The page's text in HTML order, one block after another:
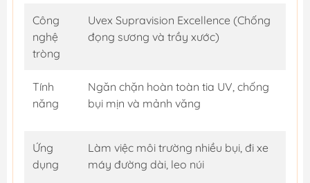
Công
nghệ
tròng
Uvex Supravision Excellence (Chống
đọng sương và trầy xước)
Tính
năng
Ngăn chặn hoàn toàn tia UV, chống
bụi mịn và mảnh văng
Ứng
dụng
Làm việc môi trường nhiều bụi, đi xe
máy đường dài, leo núi